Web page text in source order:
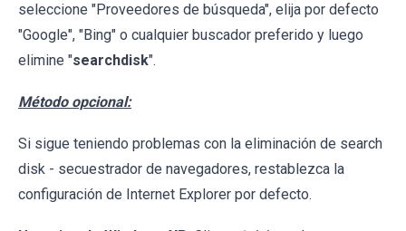
seleccione "Proveedores de búsqueda", elija por defecto
"Google", "Bing" o cualquier buscador preferido y luego
elimine "searchdisk".
Método opcional:
Si sigue teniendo problemas con la eliminación de search
disk - secuestrador de navegadores, restablezca la
configuración de Internet Explorer por defecto.